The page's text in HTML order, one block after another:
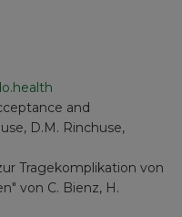
and
D.M. Rinchuse,
Tragekomplikation von
von C. Bienz, H.